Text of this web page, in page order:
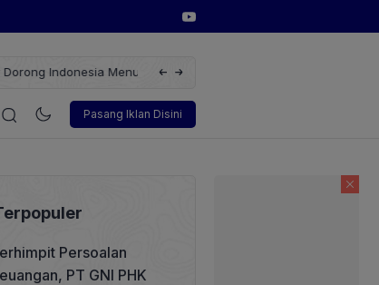
dengan Solusi
Wakil Direktur Utama PT Pelindo,
Pasang Iklan Disini
Korporasi Teknologi Otomotif
Persoalan
PT GNI PHK